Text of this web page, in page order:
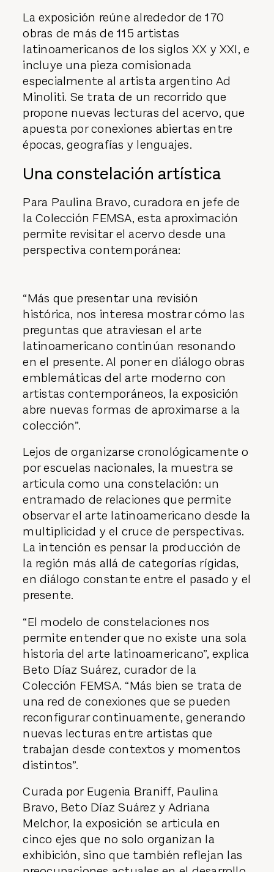
La exposición reúne alrededor de 170
obras de más de 115 artistas
latinoamericanos de los siglos XX y XXI, e
incluye una pieza comisionada
especialmente al artista argentino Ad
Minoliti. Se trata de un recorrido que
propone nuevas lecturas del acervo, que
apuesta por conexiones abiertas entre
épocas, geografías y lenguajes.
Una constelación artística
Para Paulina Bravo, curadora en jefe de
la Colección FEMSA, esta aproximación
permite revisitar el acervo desde una
perspectiva contemporánea:
“Más que presentar una revisión
histórica, nos interesa mostrar cómo las
preguntas que atraviesan el arte
latinoamericano continúan resonando
en el presente. Al poner en diálogo obras
emblemáticas del arte moderno con
artistas contemporáneos, la exposición
abre nuevas formas de aproximarse a la
colección”.
Lejos de organizarse cronológicamente o
por escuelas nacionales, la muestra se
articula como una constelación: un
entramado de relaciones que permite
observar el arte latinoamericano desde la
multiplicidad y el cruce de perspectivas.
La intención es pensar la producción de
la región más allá de categorías rígidas,
en diálogo constante entre el pasado y el
presente.
“El modelo de constelaciones nos
permite entender que no existe una sola
historia del arte latinoamericano”, explica
Beto Díaz Suárez, curador de la
Colección FEMSA. “Más bien se trata de
una red de conexiones que se pueden
reconfigurar continuamente, generando
nuevas lecturas entre artistas que
trabajan desde contextos y momentos
distintos”.
Curada por Eugenia Braniff, Paulina
Bravo, Beto Díaz Suárez y Adriana
Melchor, la exposición se articula en
cinco ejes que no solo organizan la
exhibición, sino que también reflejan las